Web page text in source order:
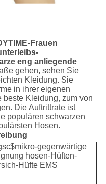
Frauen
eng anliegende
gehen, sehen Sie
Kleidung. Sie
in ihrer eigenen
Kleidung, zum von
Die Auftrittrate ist
populären schwarzen
Hosen.
gegenwärtige
hosen-Hüften-
Hüfte EMS